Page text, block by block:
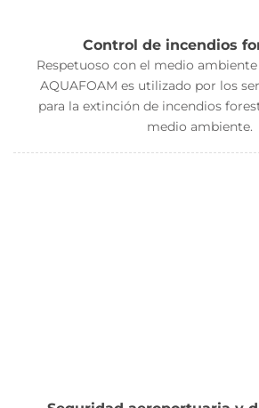
Control de incendios
Respetuoso con el medio
AQUAFOAM es utilizado por los
para la extinción de incendios
medio ambiente.